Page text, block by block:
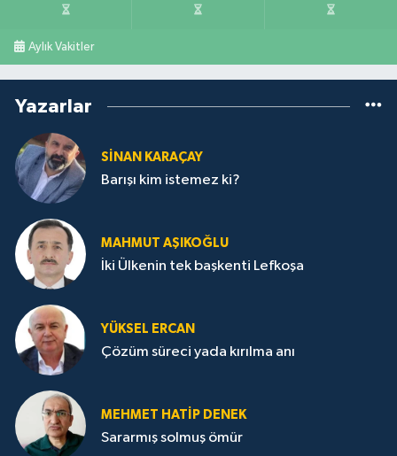
Aylık Vakitler
Yazarlar
SİNAN KARAÇAY
Barışı kim istemez ki?
MAHMUT AŞIKOĞLU
İki Ülkenin tek başkenti Lefkoşa
YÜKSEL ERCAN
Çözüm süreci yada kırılma anı
MEHMET HATİP DENEK
Sararmış solmuş ömür